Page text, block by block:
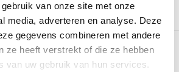
van onze site met onze
media, adverteren en analyse. Deze
gegevens combineren met andere
ze heeft verstrekt of die ze hebben
van uw gebruik van hun services.
Groot aantal nodig?
offerte aan te vragen